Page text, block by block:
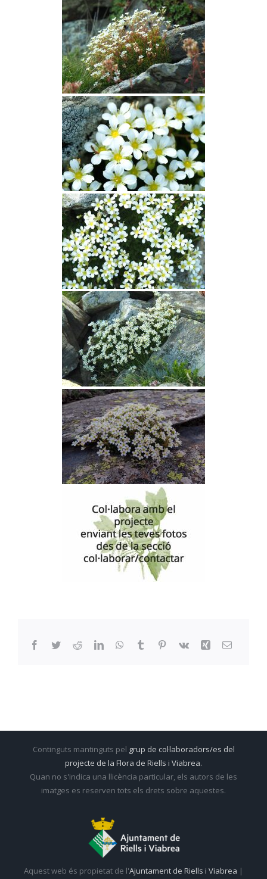
Facebook
TwitterRedditLinkedInWhatsApp
Tumblr Pinterest
Vk Xing Email:
Continguts mantinguts pel grup de col·laboradors/es del
projecte de la Flora de Riells i Viabrea.
Quan no s'indica una llicència particular, els autors de les
imatges es reserven tots els drets sobre aquestes.
Aquest web és propietat de l'Ajuntament de Riells i Viabrea |